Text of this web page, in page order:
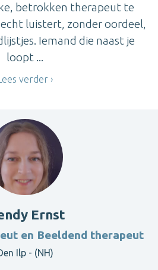
betrokken therapeut te
luistert, zonder oordeel,
Iemand die naast je
loopt ...
verder
Ernst
en Beeldend therapeut
Ilp - (NH)